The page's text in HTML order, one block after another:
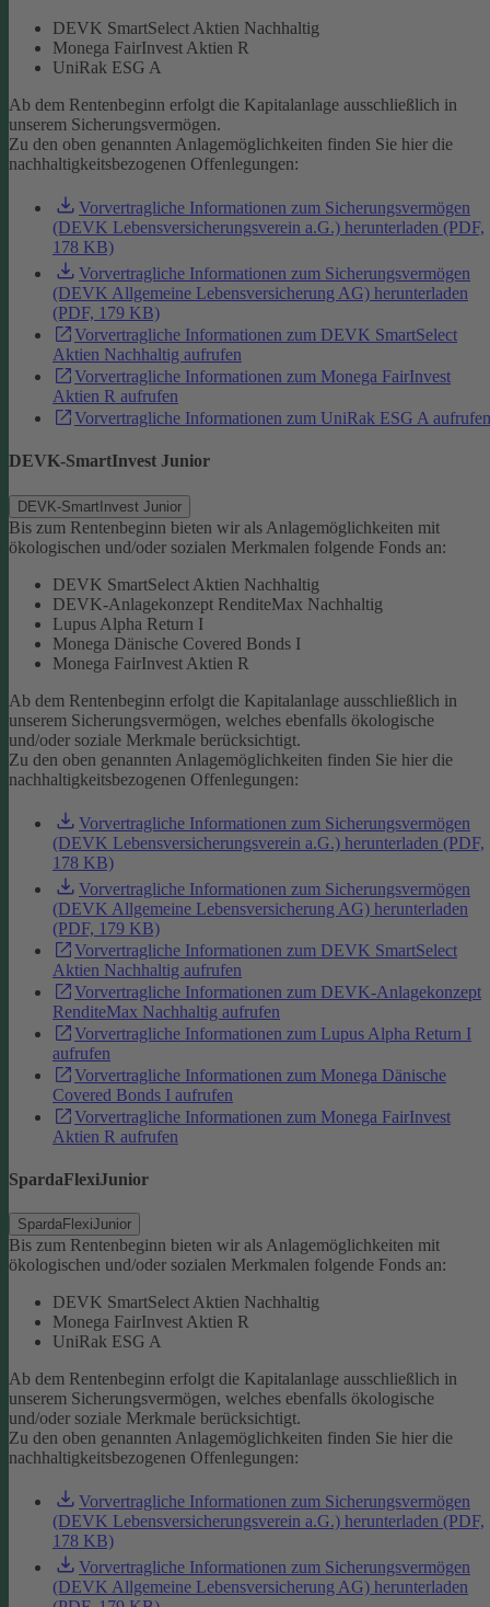
DEVK SmartSelect Aktien Nachhaltig
Monega FairInvest Aktien R
UniRak ESG A
Ab dem Rentenbeginn erfolgt die Kapitalanlage ausschließlich in
unserem Sicherungsvermögen.
Zu den oben genannten Anlagemöglichkeiten finden Sie hier die
nachhaltigkeitsbezogenen Offenlegungen:
Vorvertragliche Informationen zum Sicherungsvermögen
(DEVK Lebensversicherungsverein a.G.) herunterladen (PDF,
178 KB)
Vorvertragliche Informationen zum Sicherungsvermögen
(DEVK Allgemeine Lebensversicherung AG) herunterladen
(PDF, 179 KB)
Vorvertragliche Informationen zum DEVK SmartSelect
Aktien Nachhaltig aufrufen
Vorvertragliche Informationen zum Monega FairInvest
Aktien R aufrufen
Vorvertragliche Informationen zum UniRak ESG A aufrufen
DEVK-SmartInvest Junior
DEVK-SmartInvest Junior
Bis zum Rentenbeginn bieten wir als Anlagemöglichkeiten mit
ökologischen und/oder sozialen Merkmalen folgende Fonds an:
DEVK SmartSelect Aktien Nachhaltig
DEVK-Anlagekonzept RenditeMax Nachhaltig
Lupus Alpha Return I
Monega Dänische Covered Bonds I
Monega FairInvest Aktien R
Ab dem Rentenbeginn erfolgt die Kapitalanlage ausschließlich in
unserem Sicherungsvermögen, welches ebenfalls ökologische
und/oder soziale Merkmale berücksichtigt.
Zu den oben genannten Anlagemöglichkeiten finden Sie hier die
nachhaltigkeitsbezogenen Offenlegungen:
Vorvertragliche Informationen zum Sicherungsvermögen
(DEVK Lebensversicherungsverein a.G.) herunterladen (PDF,
178 KB)
Vorvertragliche Informationen zum Sicherungsvermögen
(DEVK Allgemeine Lebensversicherung AG) herunterladen
(PDF, 179 KB)
Vorvertragliche Informationen zum DEVK SmartSelect
Aktien Nachhaltig aufrufen
Vorvertragliche Informationen zum DEVK-Anlagekonzept
RenditeMax Nachhaltig aufrufen
Vorvertragliche Informationen zum Lupus Alpha Return I
aufrufen
Vorvertragliche Informationen zum Monega Dänische
Covered Bonds I aufrufen
Vorvertragliche Informationen zum Monega FairInvest
Aktien R aufrufen
SpardaFlexiJunior
SpardaFlexiJunior
Bis zum Rentenbeginn bieten wir als Anlagemöglichkeiten mit
ökologischen und/oder sozialen Merkmalen folgende Fonds an:
DEVK SmartSelect Aktien Nachhaltig
Monega FairInvest Aktien R
UniRak ESG A
Ab dem Rentenbeginn erfolgt die Kapitalanlage ausschließlich in
unserem Sicherungsvermögen, welches ebenfalls ökologische
und/oder soziale Merkmale berücksichtigt.
Zu den oben genannten Anlagemöglichkeiten finden Sie hier die
nachhaltigkeitsbezogenen Offenlegungen:
Vorvertragliche Informationen zum Sicherungsvermögen
(DEVK Lebensversicherungsverein a.G.) herunterladen (PDF,
178 KB)
Vorvertragliche Informationen zum Sicherungsvermögen
(DEVK Allgemeine Lebensversicherung AG) herunterladen